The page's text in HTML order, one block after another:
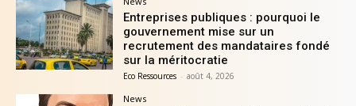
Entreprises publiques : pourquoi le
gouvernement mise sur un
recrutement des mandataires fondé
sur la méritocratie
Eco Ressources - août 4, 2026
News